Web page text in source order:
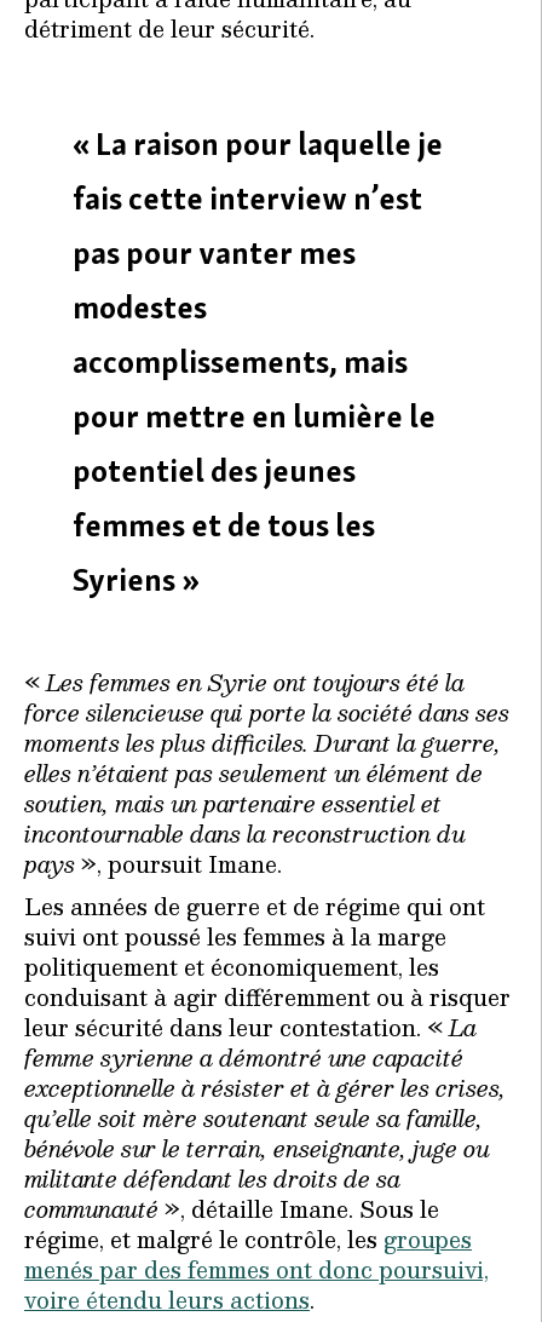
détriment de leur sécurité.
« La raison pour laquelle je
fais cette interview n’est
pas pour vanter mes
modestes
accomplissements, mais
pour mettre en lumière le
potentiel des jeunes
femmes et de tous les
Syriens »
«Les femmes en Syrie ont toujours été la
force silencieuse qui porte la société dans ses
moments les plus difficiles. Durant la guerre,
elles n’étaient pas seulement un élément de
soutien, mais un partenaire essentiel et
incontournable dans la reconstruction du
pays», poursuit Imane.
Les années de guerre et de régime qui ont
suivi ont poussé les femmes à la marge
politiquement et économiquement, les
conduisant à agir différemment ou à risquer
leur sécurité dans leur contestation. «La
femme syrienne a démontré une capacité
exceptionnelle à résister et à gérer les crises,
qu’elle soit mère soutenant seule sa famille,
bénévole sur le terrain, enseignante, juge ou
militante défendant les droits de sa
communauté», détaille Imane. Sous le
régime, et malgré le contrôle, les groupes
menés par des femmes ont donc poursuivi,
voire étendu leurs actions.